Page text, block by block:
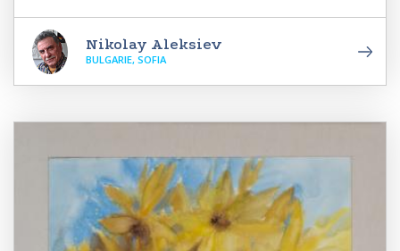
Nikolay Aleksiev
BULGARIE, SOFIA